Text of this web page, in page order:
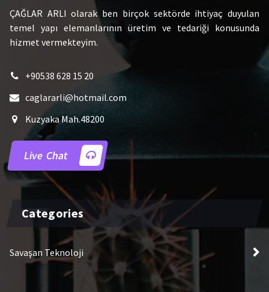
ÇAĞLAR ARLI olarak ben birçok sektörde ihtiyaç duyulan
temel yapı elemanlarının üretim ve tedariği konusunda
hizmet vermekteyim.
+90538 628 15 20
caglararli@hotmail.com
Kuzyaka Mah.48200
Live Chat
Categories
Savaşan Teknoloji